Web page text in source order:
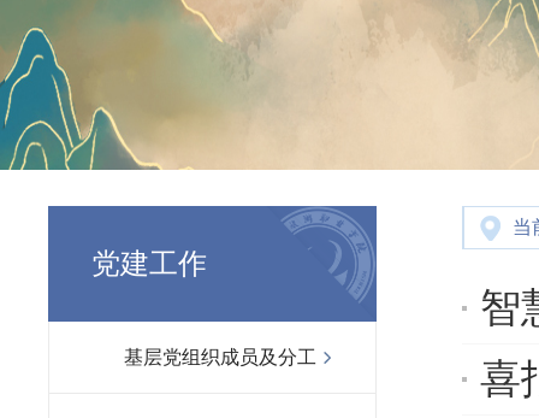
党建工作
基层党组织成员及分工
当
智慧
喜